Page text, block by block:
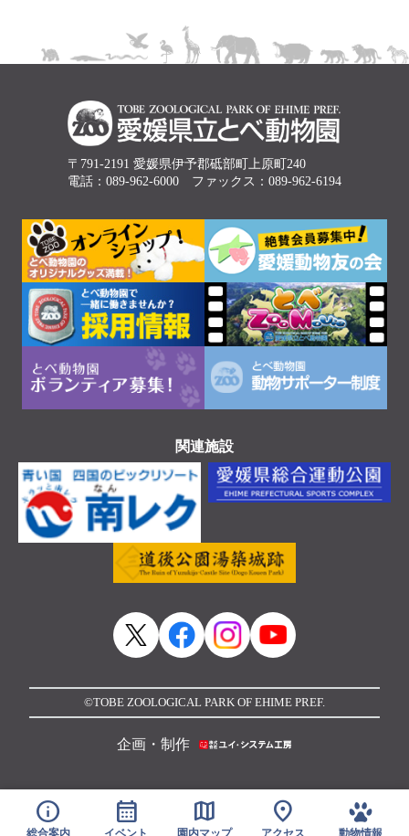
〒791-2191 愛媛県伊予郡砥部町上原町240
電話：089-962-6000 ファックス：089-962-6194
関連施設
©TOBE ZOOLOGICAL PARK OF EHIME PREF.
企画・制作
info calendar_month map location_on